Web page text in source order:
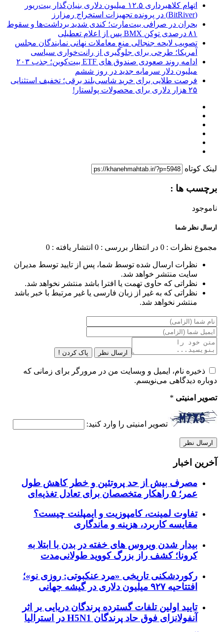
اتهام کلاهبرداری ۱۲.۵ میلیون دلاری بنیان‌گذار بیت‌ریور
(BitRiver) در پرونده تجهیزات استخراج رمزارز
بحران در صرافی بیت‌مارت؛ کندی شدید برداشت‌ها و سقوط
۸۱ درصدی توکن BMX پس از اعلام تعطیلی
تصویب لایحه جنجالی منع معاملات نهانی نمایندگان مجلس
آمریکا؛ طرحی برای جلوگیری از رانت‌خواری سیاسی
ادامه روند صعودی صندوق‌ های ETF بیت‌کوین؛ جذب ۲۰۳
میلیون دلار سرمایه جدید در روز ششم
فرصت طلایی برای خرید شاسی‌بلند برقی؛ تخفیف استثنایی
۲۵ هزار دلاری برای محصولات پولستار!
لینک کوتاه
برچسب ها :
ناموجود
ارسال نظر شما
مجموع نظرات : 0 در انتظار بررسی : 0 انتشار یافته : 0
نظرات ارسال شده توسط شما، پس از تایید توسط مدیران
سایت منتشر خواهد شد.
نظراتی که حاوی تهمت یا افترا باشد منتشر نخواهد شد.
نظراتی که به غیر از زبان فارسی یا غیر مرتبط با خبر باشد
منتشر نخواهد شد.
ارسال نظر پاک کردن !
ذخیره نام، ایمیل و وبسایت من در مرورگر برای زمانی که
دوباره دیدگاهی می‌نویسم.
تصویر امنیتی *
تصویر امنیتی را وارد کنید:
آخرین اخبار
مصرف بیش از حد پروتئین و خطر کاهش طول
عمر؛ ۵ راهکار متخصصان برای تعادل تغذیه‌ای
تفاوت لمینت، کامپوزیت و ایمپلنت چیست؟
مقایسه کاربرد، هزینه و ماندگاری
بیدار شدن ویروس‌ های خفته در بدن با ابتلا به
کرونا؛ کشف راز بزرگ کووید طولانی‌مدت
رکوردشکنی تاریخی «مرد عنکبوتی: روزی نو»؛
افتتاحیه ۹۲۷ میلیون دلاری در گیشه جهانی
تایید اولین تلفات گسترده پرندگان دریایی بر اثر
آنفولانزای فوق حاد پرندگان H5N1 در استرالیا